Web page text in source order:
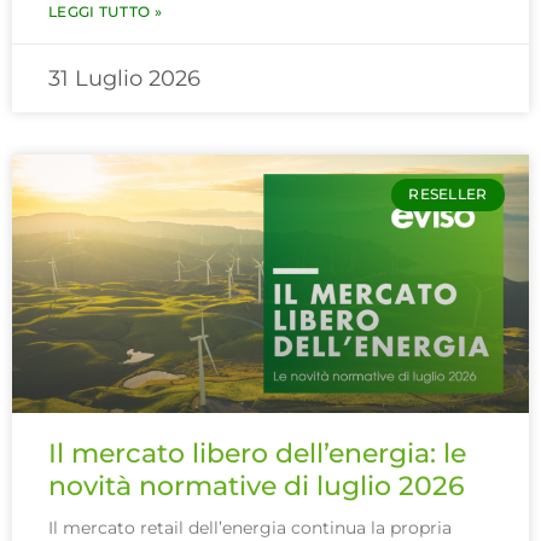
LEGGI TUTTO »
31 Luglio 2026
RESELLER
Il mercato libero dell’energia: le
novità normative di luglio 2026
Il mercato retail dell’energia continua la propria